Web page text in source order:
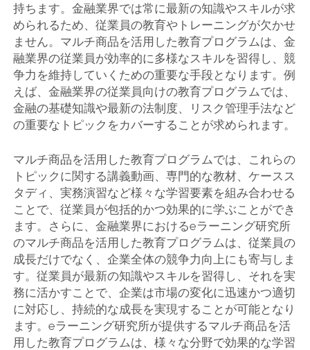
持ちます。金融業界では常に最新の知識やスキルが求
められるため、従業員の教育やトレーニングが欠かせ
ません。マルチ商品を活用した教育プログラムは、金
融業界の従業員が効率的に多様なスキルを習得し、競
争力を維持していくための重要な手段となります。例
えば、金融業界の従業員向けの教育プログラムでは、
金融の基礎知識や最新の法制度、リスク管理手法など
の重要なトピックをカバーすることが求められます。
マルチ商品を活用した教育プログラムでは、これらの
トピックに関する講義動画、専門的な教材、ケースス
タディ、実務演習など様々な学習要素を組み合わせる
ことで、従業員が包括的かつ効果的に学ぶことができ
ます。さらに、金融業界におけるeラーニング研究所
のマルチ商品を活用した教育プログラムは、従業員の
成長だけでなく、企業全体の競争力向上にも寄与しま
す。従業員が最新の知識やスキルを習得し、それを実
務に活かすことで、企業は市場の変化に迅速かつ適切
に対応し、持続的な成長を実現することが可能となり
ます。eラーニング研究所が提供するマルチ商品を活
用した教育プログラムは、様々な分野で効果的な学習